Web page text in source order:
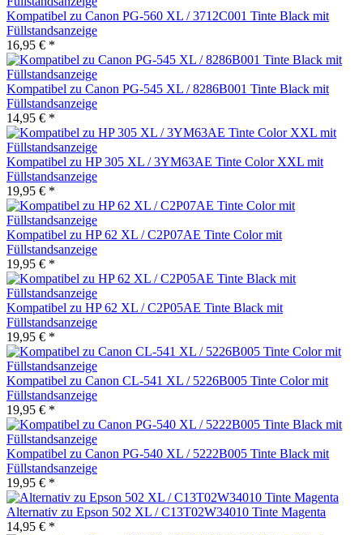
Kompatibel zu Canon PG-560 XL / 3712C001 Tinte Black mit
Füllstandsanzeige
16,95 € *
Kompatibel zu Canon PG-545 XL / 8286B001 Tinte Black mit
Füllstandsanzeige
14,95 € *
Kompatibel zu HP 305 XL / 3YM63AE Tinte Color XXL mit
Füllstandsanzeige
19,95 € *
Kompatibel zu HP 62 XL / C2P07AE Tinte Color mit
Füllstandsanzeige
19,95 € *
Kompatibel zu HP 62 XL / C2P05AE Tinte Black mit
Füllstandsanzeige
19,95 € *
Kompatibel zu Canon CL-541 XL / 5226B005 Tinte Color mit
Füllstandsanzeige
19,95 € *
Kompatibel zu Canon PG-540 XL / 5222B005 Tinte Black mit
Füllstandsanzeige
19,95 € *
Alternativ zu Epson 502 XL / C13T02W34010 Tinte Magenta
14,95 € *